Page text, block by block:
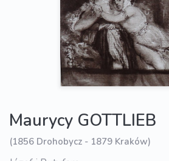
Maurycy GOTTLIEB
(1856 Drohobycz - 1879 Kraków)